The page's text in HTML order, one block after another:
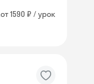
от 1590 ₽ / урок